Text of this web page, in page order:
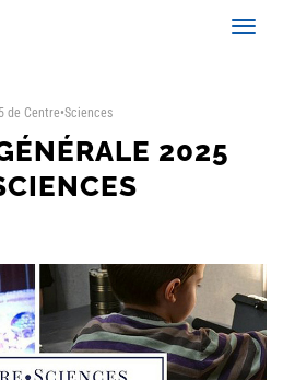
de Centre•Sciences
2025